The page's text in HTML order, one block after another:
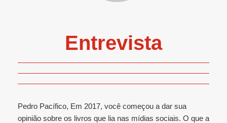
Entrevista
Pedro Pacífico, Em 2017, você começou a dar sua
opinião sobre os livros que lia nas mídias sociais. O que a